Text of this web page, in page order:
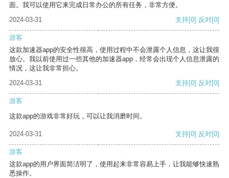
面。我可以使用它来完成日常办公的所有任务，非常方便。
2024-03-31
支持[0] 反对[0]
游客
这款加速器app的安全性很高，使用过程中不会泄露个人信息，这让我很
放心。我以前使用过一些其他的加速器app，经常会出现个人信息泄露的
情况，这让我非常担心。
2024-03-31
支持[0] 反对[0]
游客
这款app的游戏非常好玩，可以让我消磨时间。
2024-03-31 支持[0] 反对[0]
游客
这款app的用户界面简洁明了，使用起来非常容易上手，让我能够快速熟
悉操作。